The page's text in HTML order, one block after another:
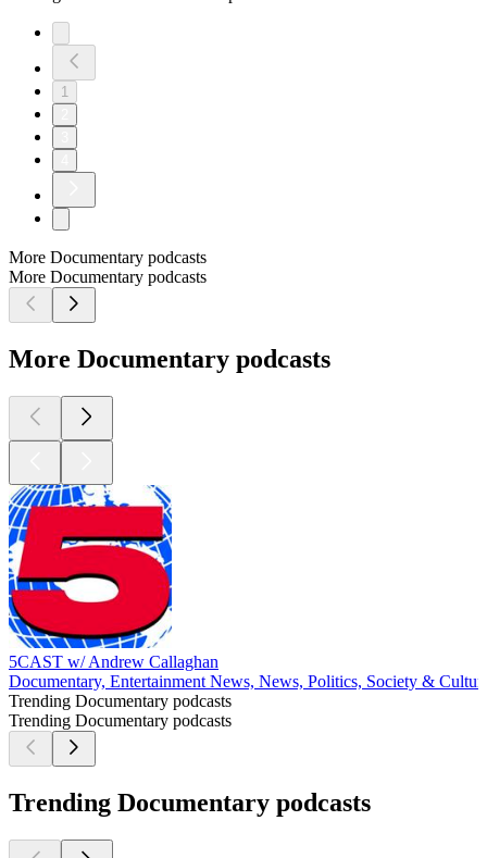
1
More Documentary podcasts
More Documentary podcasts
More Documentary podcasts
5CAST w/ Andrew Callaghan
Documentary, Entertainment News, News, Politics, Society &
Trending Documentary podcasts
Trending Documentary podcasts
Trending Documentary podcasts